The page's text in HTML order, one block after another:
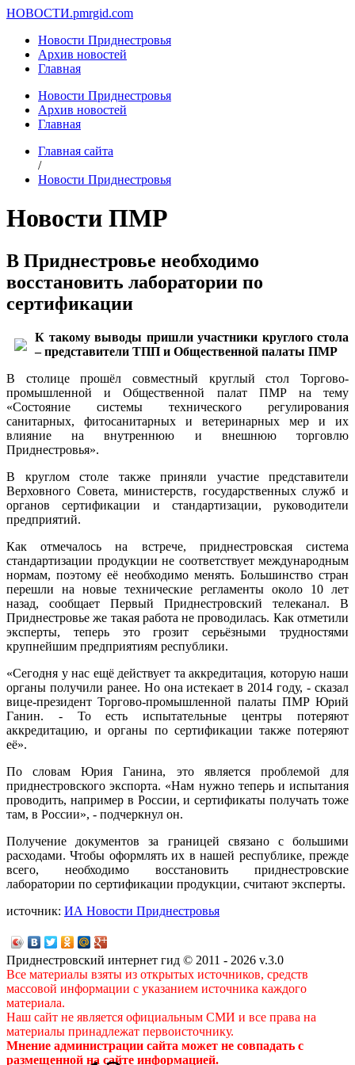
НОВОСТИ.pmrgid.com
Новости Приднестровья
Архив новостей
Главная
Новости Приднестровья
Архив новостей
Главная
Главная сайта
/
Новости Приднестровья
Новости ПМР
В Приднестровье необходимо
восстановить лаборатории по
сертификации
К такому выводы пришли участники круглого стола
– представители ТПП и Общественной палаты ПМР
В столице прошёл совместный круглый стол Торгово-
промышленной и Общественной палат ПМР на тему
«Состояние системы технического регулирования
санитарных, фитосанитарных и ветеринарных мер и их
влияние на внутреннюю и внешнюю торговлю
Приднестровья».
В круглом столе также приняли участие представители
Верховного Совета, министерств, государственных служб и
органов сертификации и стандартизации, руководители
предприятий.
Как отмечалось на встрече, приднестровская система
стандартизации продукции не соответствует международным
нормам, поэтому её необходимо менять. Большинство стран
перешли на новые технические регламенты около 10 лет
назад, сообщает Первый Приднестровский телеканал. В
Приднестровье же такая работа не проводилась. Как отметили
эксперты, теперь это грозит серьёзными трудностями
крупнейшим предприятиям республики.
«Сегодня у нас ещё действует та аккредитация, которую наши
органы получили ранее. Но она истекает в 2014 году, - сказал
вице-президент Торгово-промышленной палаты ПМР Юрий
Ганин. - То есть испытательные центры потеряют
аккредитацию, и органы по сертификации также потеряют
её».
По словам Юрия Ганина, это является проблемой для
приднестровского экспорта. «Нам нужно теперь и испытания
проводить, например в России, и сертификаты получать тоже
там, в России», - подчеркнул он.
Получение документов за границей связано с большими
расходами. Чтобы оформлять их в нашей республике, прежде
всего, необходимо восстановить приднестровские
лаборатории по сертификации продукции, считают эксперты.
источник: ИА Новости Приднестровья
Приднестровский интернет гид © 2011 - 2026 v.3.0
Все материалы взяты из открытых источников, средств
массовой информации с указанием источника каждого
материала.
Наш сайт не является официальным СМИ и все права на
материалы принадлежат первоисточнику.
Мнение администрации сайта может не совпадать с
размещенной на сайте информацией.